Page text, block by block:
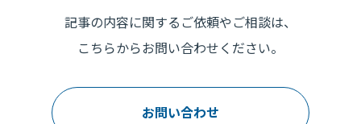
記事の内容に関するご依頼やご相談は、
こちらからお問い合わせください。
お問い合わせ